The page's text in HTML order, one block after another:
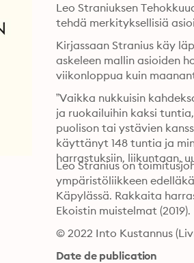
Leo Straniuksen
tehdä merkityksellisiä
Kirjassaan Stranius käy
askeleen mallin asioiden
viikonloppua kuin
”Vaikka nukkuisin
ja ruokailuihin kaksi
puolison tai ystävien
käyttänyt 148 tuntia ja
harrastuksiin, liikuntaan,
Leo Stranius on
ympäristöliikkeen
Käpylässä. Rakkaita
Ekoistin muistelmat (2019).
© 2022 Into Kustannus
Date de publication